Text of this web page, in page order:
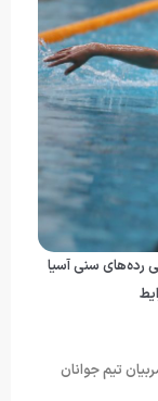
رده‌های سنی آسیا
تیم جوانان